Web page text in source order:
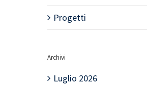
Progetti
Archivi
Luglio 2026